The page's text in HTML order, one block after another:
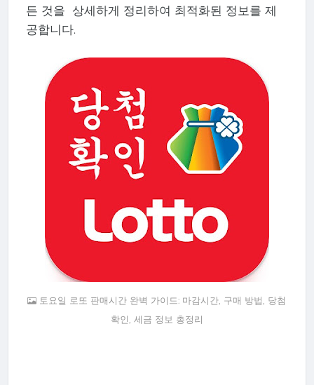
든 것을 상세하게 정리하여 최적화된 정보를 제
공합니다.
토요일 로또 판매시간 완벽 가이드: 마감시간, 구매 방법, 당첨
확인, 세금 정보 총정리